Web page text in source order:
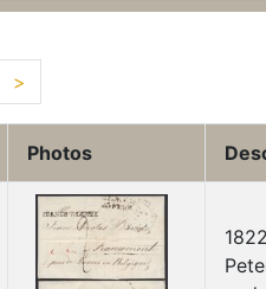
>
Photos